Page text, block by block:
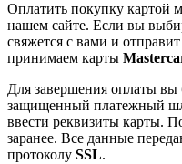
Оплатить покупку картой
нашем сайте. Если вы
свяжется с вами и
принимаем карты
Для завершения оплаты вы
защищенный платежный
ввести реквизиты карты.
заранее. Все данные
протоколу SSL.